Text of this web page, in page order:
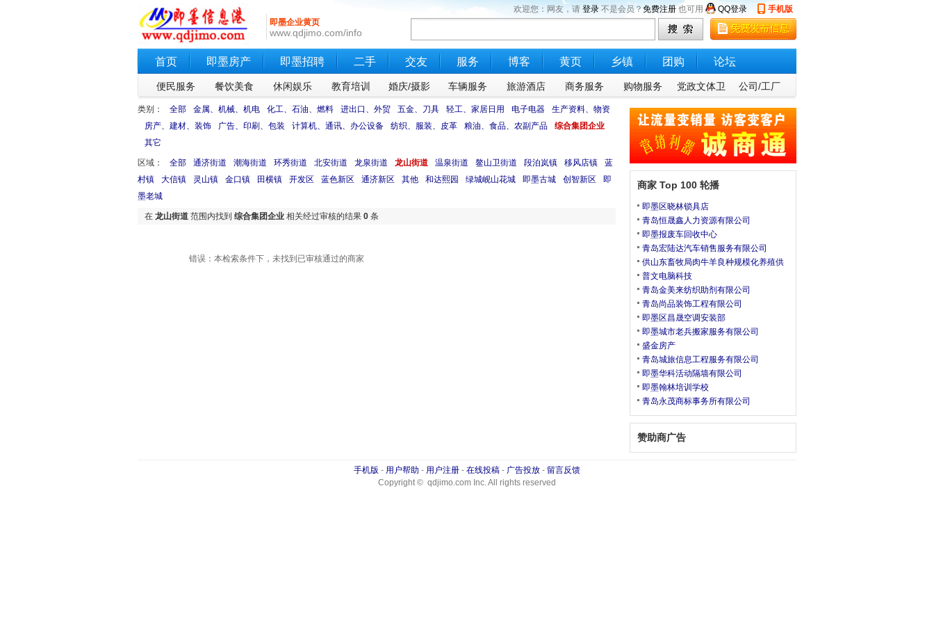
即墨企业黄页
www.qdjimo.com/info
欢迎您：网友，请 登录 不是会员？免费注册 也可用 QQ登录 手机版
首页 即墨房产 即墨招聘 二手 交友 服务 博客 黄页 乡镇 团购 论坛
便民服务 餐饮美食 休闲娱乐 教育培训 婚庆/摄影 车辆服务 旅游酒店 商务服务 购物服务 党政文体卫 公司/工厂
类别： 全部 金属、机械、机电 化工、石油、燃料 进出口、外贸 五金、刀具 轻工、家居日用 电子电器
生产资料、物资
房产、建材、装饰
广告、印刷、包装 计算机、通讯、办公设备 纺织、服装、皮革 粮油、食品、农副产品
综合集团企业
其它
区域： 全部 通济街道 潮海街道 环秀街道 北安街道 龙泉街道 龙山街道 温泉街道 鳌山卫街道 段泊岚镇 移风店镇
蓝
村镇
大信镇 灵山镇 金口镇 田横镇 开发区 蓝色新区 通济新区 其他 和达熙园 绿城岘山花城 即墨古城 创智新区
即
墨老城
在 龙山街道 范围内找到 综合集团企业 相关经过审核的结果 0 条
错误：本检索条件下，未找到已审核通过的商家
商家 Top 100 轮播
即墨区晓林锁具店
青岛恒晟鑫人力资源有限公司
即墨报废车回收中心
青岛宏陆达汽车销售服务有限公司
供山东畜牧局肉牛羊良种规模化养殖供
普文电脑科技
青岛金美来纺织助剂有限公司
青岛尚品装饰工程有限公司
即墨区昌晟空调安装部
即墨城市老兵搬家服务有限公司
盛金房产
青岛城旅信息工程服务有限公司
即墨华科活动隔墙有限公司
即墨翰林培训学校
青岛永茂商标事务所有限公司
赞助商广告
手机版 - 用户帮助 - 用户注册 - 在线投稿 - 广告投放 - 留言反馈
Copyright © qdjimo.com Inc. All rights reserved